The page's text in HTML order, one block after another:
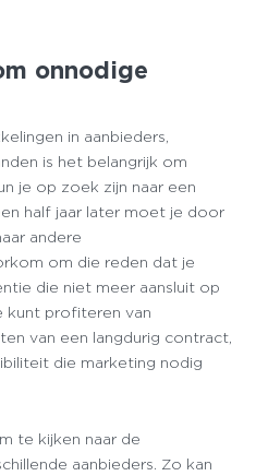
onnodige
in aanbieders,
is het belangrijk om
je op zoek zijn naar een
half jaar later moet je door
andere
om die reden dat je
die niet meer aansluit op
kunt profiteren van
van een langdurig contract,
die marketing nodig
te kijken naar de
aanbieders. Zo kan